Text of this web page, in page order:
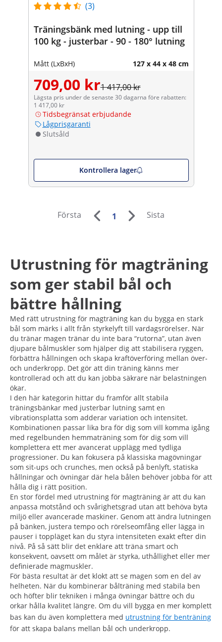
(3)
Träningsbänk med lutning - upp till
100 kg - justerbar - 90 - 180° lutning
Mått (LxBxH) 127 x 44 x 48 cm
709,00 kr1 417,00 kr
Lägsta pris under de senaste 30 dagarna före rabatten:
1 417,00 kr
Tidsbegränsat erbjudande
Lågprisgaranti
Slutsåld
Kontrollera lager
Första 1 Sista
Utrustning för magträning
som ger stabil bål och
bättre hållning
Med rätt utrustning för magträning kan du bygga en stark
bål som märks i allt från styrkelyft till vardagsrörelser. När
du tränar magen tränar du inte bara “rutorna”, utan även
djupare bålmuskler som hjälper dig att stabilisera ryggen,
förbättra hållningen och skapa kraftöverföring mellan över-
och underkropp. Det gör att din träning känns mer
kontrollerad och att du kan jobba säkrare när belastningen
ökar.
I den här kategorin hittar du framför allt stabila
träningsbänkar med justerbar lutning samt en
vibrationsplatta som adderar variation och intensitet.
Kombinationen passar lika bra för dig som vill komma igång
med regelbunden hemmaträning som för dig som vill
komplettera ett mer avancerat upplägg med tydliga
progressioner. Du kan fokusera på klassiska magövningar
som sit-ups och crunches, men också på benlyft, statiska
hållningar och övningar där hela bålen behöver jobba för att
hålla dig i rätt position.
En stor fördel med utrustning för magträning är att du kan
anpassa motstånd och svårighetsgrad utan att behöva byta
miljö eller avancerade maskiner. Genom att ändra lutningen
på bänken, justera tempo och rörelseomfång eller lägga in
pauser i toppläget kan du styra intensiteten exakt efter din
nivå. På så sätt blir det enklare att träna smart och
konsekvent, oavsett om målet är styrka, uthållighet eller mer
definierade magmuskler.
För bästa resultat är det klokt att se magen som en del av
helheten. När du kombinerar bålträning med stabila ben
och höfter blir tekniken i många övningar bättre och du
orkar hålla kvalitet längre. Om du vill bygga en mer komplett
bas kan du även komplettera med utrustning för benträning
för att skapa balans mellan bål och underkropp.